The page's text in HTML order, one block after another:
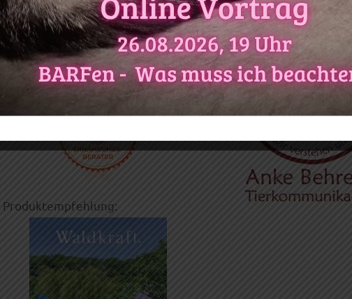
Links
Ausbildung an der
Produktempfehlung:
Empfehlungen